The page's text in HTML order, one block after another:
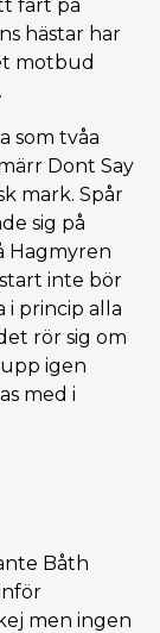
fart på
hästar har
motbud
som tvåa
Dont Say
mark. Spår
sig på
Hagmyren
inte bör
i princip alla
rör sig om
igen
med i
Båth
men ingen